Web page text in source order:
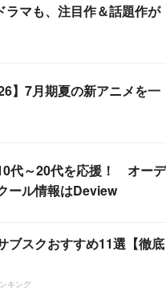
ラマも、注目作＆話題作が
】7月期夏の新アニメを一
代～20代を応援！ オーデ
ール情報はDeview
ブスクおすすめ11選【徹底
キング